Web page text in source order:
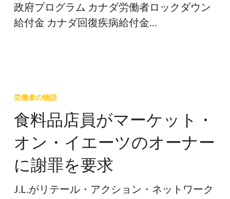
政府プログラム カナダ労働者ロックダウン
給付金 カナダ回復疾病給付金…
料
店
員
が
マ
ー
労働者の物語
食料品店員がマーケット・
オン・イエーツのオーナー
に謝罪を要求
J.L.がリテール・アクション・ネットワーク